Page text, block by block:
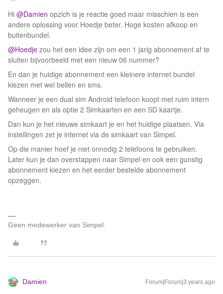
Hi @Damien opzich is je reactie goed maar misschien is een
andere oplossing voor Hoedje beter. Hoge kosten afkoop en
buitenbundel.
@Hoedje zou het een idee zijn om een 1 jarig abonnement af te
sluiten bijvoorbeeld met een nieuw 06 nummer?
En dan je huidige abonnement een kleinere internet bundel
kiezen met wel bellen en sms.
Wanneer je een dual sim Android telefoon koopt met ruim intern
geheugen en als optie 2 Simkaarten en een SD kaartje.
Dan kun je het nieuwe simkaart je en het huidige plaatsen. Via
instellingen zet je internet via de simkaart van Simpel.
Op die manier hoef je niet onnodig 2 telefoons te gebruiken.
Later kun je dan overstappen naar Simpel en ook een gunstig
abonnement kiezen en het eerder bestelde abonnement
opzeggen.
Geen medewerker van Simpel.
Damien Forum|Forum|3 years ago